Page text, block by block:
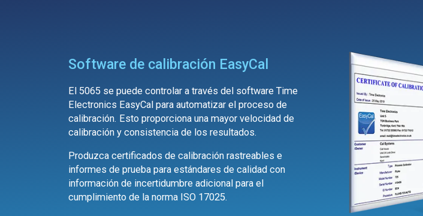
Software de calibración EasyCal
El 5065 se puede controlar a través del software Time
Electronics EasyCal para automatizar el proceso de
calibración. Esto proporciona una mayor velocidad de
calibración y consistencia de los resultados.
Produzca certificados de calibración rastreables e
informes de prueba para estándares de calidad con
información de incertidumbre adicional para el
cumplimiento de la norma ISO 17025.